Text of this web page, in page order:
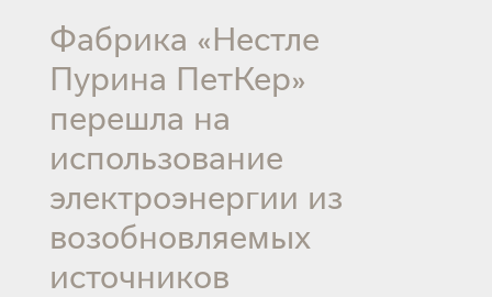
Фабрика «Нестле
Пурина ПетКер»
перешла на
использование
электроэнергии из
возобновляемых
источников